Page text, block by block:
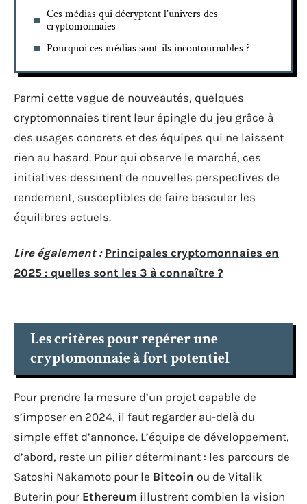
Ces médias qui décryptent l’univers des
cryptomonnaies
Pourquoi ces médias sont-ils incontournables ?
Parmi cette vague de nouveautés, quelques
cryptomonnaies tirent leur épingle du jeu grâce à
des usages concrets et des équipes qui ne laissent
rien au hasard. Pour qui observe le marché, ces
initiatives dessinent de nouvelles perspectives de
rendement, susceptibles de faire basculer les
équilibres actuels.
Lire également : Principales cryptomonnaies en
2025 : quelles sont les 3 à connaître ?
Les critères pour repérer une
cryptomonnaie à fort potentiel
Pour prendre la mesure d’un projet capable de
s’imposer en 2024, il faut regarder au-delà du
simple effet d’annonce. L’équipe de développement,
d’abord, reste un pilier déterminant : les parcours de
Satoshi Nakamoto pour le Bitcoin ou de Vitalik
Buterin pour Ethereum illustrent combien la vision